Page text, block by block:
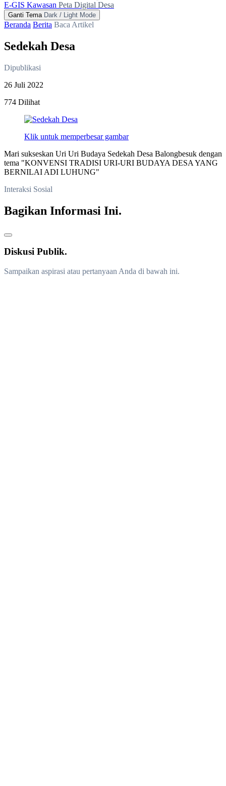
E-GIS Kawasan Peta Digital Desa
Ganti Tema Dark / Light Mode
Beranda Berita Baca Artikel
Sedekah Desa
Dipublikasi
26 Juli 2022
774 Dilihat
Klik untuk memperbesar gambar
Mari sukseskan Uri Uri Budaya Sedekah Desa Balongbesuk dengan
tema "KONVENSI TRADISI URI-URI BUDAYA DESA YANG
BERNILAI ADI LUHUNG"
Interaksi Sosial
Bagikan Informasi Ini.
Diskusi Publik.
Sampaikan aspirasi atau pertanyaan Anda di bawah ini.